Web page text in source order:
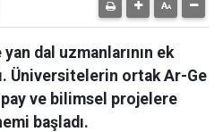
dal uzmanlarının ek
Üniversitelerin ortak Ar-Ge
ve bilimsel projelere
başladı.